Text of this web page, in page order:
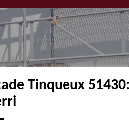
Tinqueux 51430: